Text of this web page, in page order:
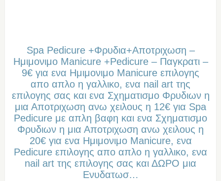
Spa Pedicure +Φρυδια+Αποτριχωση –
Ημιμονιμο Manicure +Pedicure – Παγκρατι –
9€ για ενα Ημιμονιμο Manicure επιλογης
απο απλο η γαλλικο, ενα nail art της
επιλογης σας και ενα Σχηματισμο Φρυδιων η
μια Αποτριχωση ανω χειλους η 12€ για Spa
Pedicure με απλη βαφη και ενα Σχηματισμο
Φρυδιων η μια Αποτριχωση ανω χειλους η
20€ για ενα Ημιμονιμο Manicure, ενα
Pedicure επιλογης απο απλο η γαλλικο, ενα
nail art της επιλογης σας και ΔΩΡΟ μια
Ενυδατωσ…